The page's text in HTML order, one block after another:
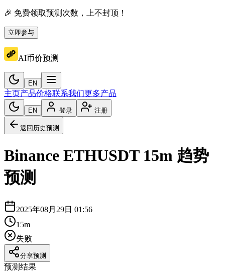
🎉 免费领取预测次数，上不封顶！
立即参与
AI币价预测
EN
主页产品价格联系我们更多产品
EN 登录 注册
返回历史预测
Binance ETHUSDT 15m 趋势
预测
2025年08月29日 01:56
15m
失败
分享预测
预测结果